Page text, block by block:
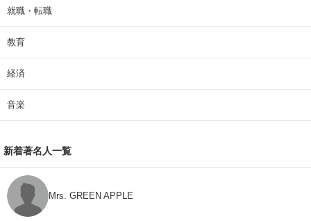
就職・転職
教育
経済
音楽
新着著名人一覧
Mrs. GREEN APPLE